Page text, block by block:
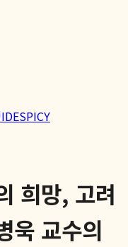
SPICY
희망, 고려
욱 교수의